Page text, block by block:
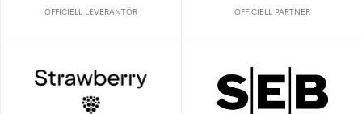
OFFICIELL LEVERANTÖR OFFICIELL PARTNER